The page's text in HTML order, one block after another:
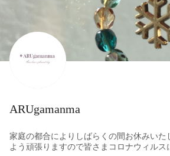
ARUgamanma
家庭の都合によりしばらくの間お休みいた
よう頑張りますので皆さまコロナウィルス